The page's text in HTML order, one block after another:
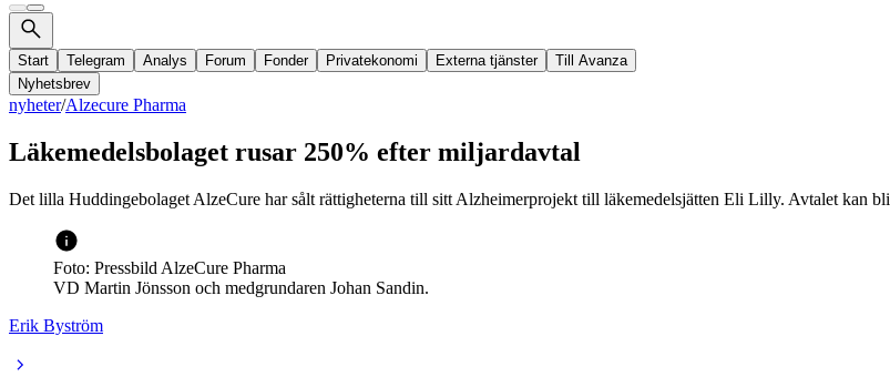
Start Telegram Analys Forum Fonder Privatekonomi Externa tjänster
Till Avanza
Nyhetsbrev
nyheter/Alzecure Pharma
Läkemedelsbolaget rusar 250% efter miljardavtal
Det lilla Huddingebolaget AlzeCure har sålt rättigheterna till sitt Alzheimerprojekt till läkemedelsjätten Eli Lilly. Avtalet kan
Foto: Pressbild AlzeCure Pharma
VD Martin Jönsson och medgrundaren Johan Sandin.
Erik Byström